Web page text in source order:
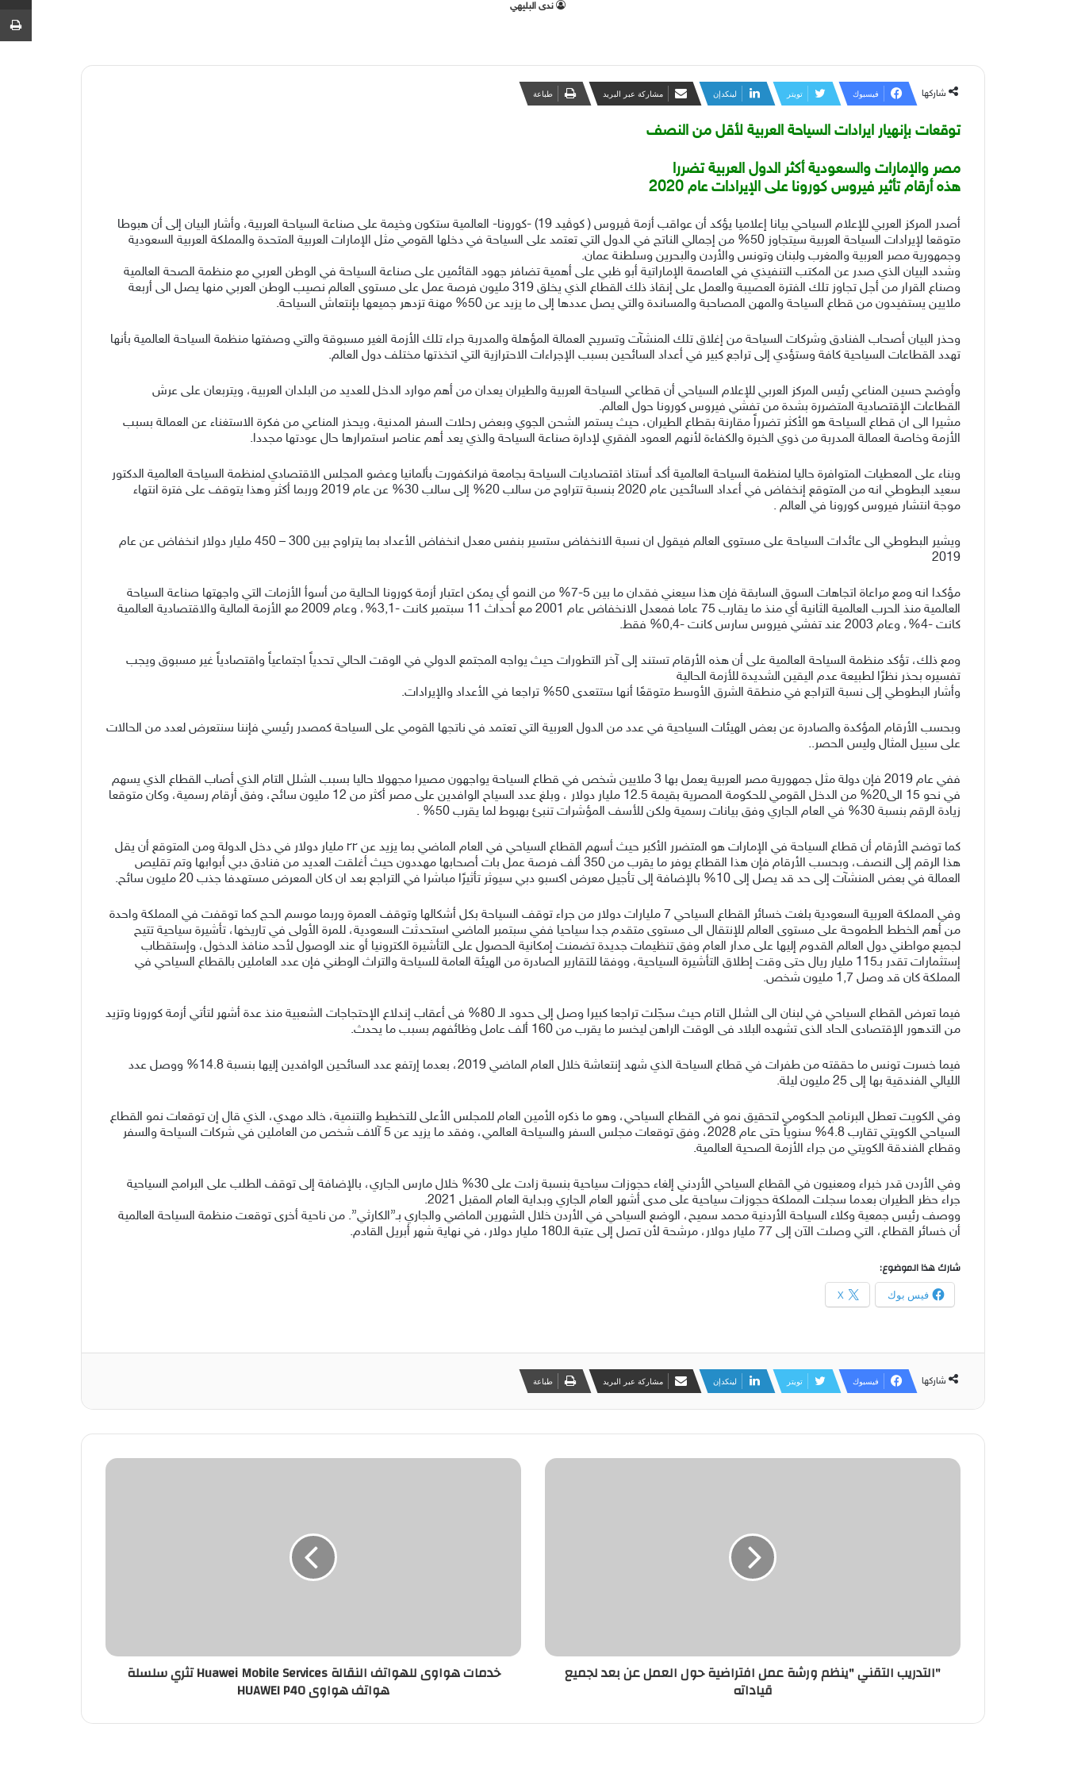
ندى البليهي
شاركها فيسبوك تويتر لينكدإن مشاركة عبر البريد طباعة
توقعات بإنهيار ايرادات السياحة العربية لأقل من النصف
مصر والإمارات والسعودية أكثر الدول العربية تضررا
هذه أرقام تأثير فيروس كورونا على الإيرادات عام 2020
أصدر المركز العربي للإعلام السياحي بيانا إعلاميا يؤكد أن عواقب أزمة ڤيروس ( كوڤيد 19) -كورونا- العالمية ستكون وخيمة على صناعة السياحة العربية، وأشار البيان إلى أن هبوطا
متوقعا لإيرادات السياحة العربية سيتجاوز 50% من إجمالي الناتج في الدول التي تعتمد على السياحة في دخلها القومي مثل الإمارات العربية المتحدة والمملكة العربية السعودية
وجمهورية مصر العربية والمغرب ولبنان وتونس والأردن والبحرين وسلطنة عمان.
وشدد البيان الذي صدر عن المكتب التنفيذي في العاصمة الإماراتية أبو ظبي على أهمية تضافر جهود القائمين على صناعة السياحة في الوطن العربي مع منظمة الصحة العالمية
وصناع القرار من أجل تجاوز تلك الفترة العصيبة والعمل على إنقاذ ذلك القطاع الذي يخلق 319 مليون فرصة عمل على مستوى العالم نصيب الوطن العربي منها يصل الى أربعة
ملايين يستفيدون من قطاع السياحة والمهن المصاحبة والمساندة والتي يصل عددها إلى ما يزيد عن 50% مهنة تزدهر جميعها بإنتعاش السياحة.
وحذر البيان أصحاب الفنادق وشركات السياحة من إغلاق تلك المنشآت وتسريح العمالة المؤهلة والمدربة جراء تلك الأزمة الغير مسبوقة والتي وصفتها منظمة السياحة العالمية بأنها
تهدد القطاعات السياحية كافة وستؤدي إلى تراجع كبير في أعداد السائحين بسبب الإجراءات الاحترازية التي اتخذتها مختلف دول العالم.
وأوضح حسين المناعي رئيس المركز العربي للإعلام السياحي أن قطاعي السياحة العربية والطيران يعدان من أهم موارد الدخل للعديد من البلدان العربية، ويتربعان على عرش
القطاعات الإقتصادية المتضررة بشدة من تفشي فيروس كورونا حول العالم.
مشيرا الى ان قطاع السياحة هو الأكثر تضرراً مقارنة بقطاع الطيران، حيث يستمر الشحن الجوي وبعض رحلات السفر المدنية، ويحذر المناعي من فكرة الاستغناء عن العمالة بسبب
الأزمة وخاصة العمالة المدربة من ذوي الخبرة والكفاءة لأنهم العمود الفقري لإدارة صناعة السياحة والذي يعد أهم عناصر استمرارها حال عودتها مجددا.
وبناء على المعطيات المتوافرة حاليا لمنظمة السياحة العالمية أكد أستاذ اقتصاديات السياحة بجامعة فرانكفورت بألمانيا وعضو المجلس الاقتصادي لمنظمة السياحة العالمية الدكتور
سعيد البطوطي انه من المتوقع إنخفاض في أعداد السائحين عام 2020 بنسبة تتراوح من سالب 20% إلى سالب 30% عن عام 2019 وربما أكثر وهذا يتوقف على فترة انتهاء
موجة انتشار فيروس كورونا في العالم .
ويشير البطوطي الى عائدات السياحة على مستوى العالم فيقول ان نسبة الانخفاض ستسير بنفس معدل انخفاض الأعداد بما يتراوح بين 300 – 450 مليار دولار انخفاض عن عام
2019
مؤكدا انه ومع مراعاة اتجاهات السوق السابقة فإن هذا سيعني فقدان ما بين 5-7% من النمو أي يمكن اعتبار أزمة كورونا الحالية من أسوأ الأزمات التي واجهتها صناعة السياحة
العالمية منذ الحرب العالمية الثانية أي منذ ما يقارب 75 عاما فمعدل الانخفاض عام 2001 مع أحداث 11 سبتمبر كانت -3,1%، وعام 2009 مع الأزمة المالية والاقتصادية العالمية
كانت -4%، وعام 2003 عند تفشي فيروس سارس كانت -0,4% فقط.
ومع ذلك، تؤكد منظمة السياحة العالمية على أن هذه الأرقام تستند إلى آخر التطورات حيث يواجه المجتمع الدولي في الوقت الحالي تحدياً اجتماعياً واقتصادياً غير مسبوق ويجب
تفسيره بحذر نظرًا لطبيعة عدم اليقين الشديدة للأزمة الحالية
وأشار البطوطي إلى نسبة التراجع في منطقة الشرق الأوسط متوقعًا أنها ستتعدى 50% تراجعا في الأعداد والإيرادات.
وبحسب الأرقام المؤكدة والصادرة عن بعض الهيئات السياحية في عدد من الدول العربية التي تعتمد في ناتجها القومي على السياحة كمصدر رئيسي فإننا سنتعرض لعدد من الحالات
على سبيل المثال وليس الحصر..
ففي عام 2019 فإن دولة مثل جمهورية مصر العربية يعمل بها 3 ملايين شخص في قطاع السياحة يواجهون مصيرا مجهولا حاليا بسبب الشلل التام الذي أصاب القطاع الذي يسهم
في نحو 15 الى20% من الدخل القومي للحكومة المصرية بقيمة 12.5 مليار دولار ، وبلغ عدد السياح الوافدين على مصر أكثر من 12 مليون سائح، وفق أرقام رسمية، وكان متوقعا
زيادة الرقم بنسبة 30% في العام الجاري وفق بيانات رسمية ولكن للأسف المؤشرات تنبئ بهبوط لما يقرب 50% .
كما توضح الأرقام أن قطاع السياحة في الإمارات هو المتضرر الأكبر حيث أسهم القطاع السياحي في العام الماضي بما يزيد عن ٢٢ مليار دولار في دخل الدولة ومن المتوقع أن يقل
هذا الرقم إلى النصف، وبحسب الأرقام فإن هذا القطاع يوفر ما يقرب من 350 ألف فرصة عمل بات أصحابها مهددون حيث أغلقت العديد من فنادق دبي أبوابها وتم تقليص
العمالة في بعض المنشآت إلى حد قد يصل إلى 10% بالإضافة إلى تأجيل معرض اكسبو دبي سيوثر تأثيرًا مباشرا في التراجع بعد ان كان المعرض مستهدفا جذب 20 مليون سائح.
وفي المملكة العربية السعودية بلغت خسائر القطاع السياحي 7 مليارات دولار من جراء توقف السياحة بكل أشكالها وتوقف العمرة وربما موسم الحج كما توقفت في المملكة واحدة
من أهم الخطط الطموحة على مستوى العالم للإنتقال الى مستوى متقدم جدا سياحيا ففي سبتمبر الماضي استحدثت السعودية، للمرة الأولى في تاريخها، تأشيرة سياحية تتيح
لجميع مواطني دول العالم القدوم إليها على مدار العام وفق تنظيمات جديدة تضمنت إمكانية الحصول على التأشيرة الكترونيا أو عند الوصول لأحد منافذ الدخول، وإستقطاب
إستثمارات تقدر بـ115 مليار ريال حتى وقت إطلاق التأشيرة السياحية، ووفقا للتقارير الصادرة من الهيئة العامة للسياحة والتراث الوطني فإن عدد العاملين بالقطاع السياحي في
المملكة كان قد وصل 1,7 مليون شخص.
فيما تعرض القطاع السياحي في لبنان الى الشلل التام حيث سجّلت تراجعا كبيرا وصل إلى حدود الـ 80% فى أعقاب إندلاع الإحتجاجات الشعبية منذ عدة أشهر لتأتي أزمة كورونا وتزيد
من التدهور الإقتصادى الحاد الذى تشهده البلاد فى الوقت الراهن ليخسر ما يقرب من 160 ألف عامل وظائفهم بسبب ما يحدث.
فيما خسرت تونس ما حققته من طفرات في قطاع السياحة الذي شهد إنتعاشة خلال العام الماضي 2019، بعدما إرتفع عدد السائحين الوافدين إليها بنسبة 14.8% ووصل عدد
الليالي الفندقية بها إلى 25 مليون ليلة.
وفي الكويت تعطل البرنامج الحكومي لتحقيق نمو في القطاع السياحي، وهو ما ذكره الأمين العام للمجلس الأعلى للتخطيط والتنمية، خالد مهدي، الذي قال إن توقعات نمو القطاع
السياحي الكويتي تقارب 4.8% سنوياً حتى عام 2028، وفق توقعات مجلس السفر والسياحة العالمي، وفقد ما يزيد عن 5 آلاف شخص من العاملين في شركات السياحة والسفر
وقطاع الفندقة الكويتي من جراء الأزمة الصحية العالمية.
وفي الأردن قدر خبراء ومعنيون في القطاع السياحي الأردني إلغاء حجوزات سياحية بنسبة زادت على 30% خلال مارس الجاري، بالإضافة إلى توقف الطلب على البرامج السياحية
جراء حظر الطيران بعدما سجلت المملكة حجوزات سياحية على مدى أشهر العام الجاري وبداية العام المقبل 2021.
ووصف رئيس جمعية وكلاء السياحة الأردنية محمد سميح، الوضع السياحي في الأردن خلال الشهرين الماضي والجاري بـ”الكارثي”. من ناحية أخرى توقعت منظمة السياحة العالمية
أن خسائر القطاع، التي وصلت الآن إلى 77 مليار دولار، مرشحة لأن تصل إلى عتبة الـ180 مليار دولار، في نهاية شهر أبريل القادم.
شارك هذا الموضوع:
فيس بوك X
شاركها فيسبوك تويتر لينكدإن مشاركة عبر البريد طباعة
"التدريب التقني "ينظم ورشة عمل افتراضية حول العمل عن بعد لجميع
قياداته
خدمات هواوى للهواتف النقالة Huawei Mobile Services تثري سلسلة
هواتف هواوى HUAWEI P40